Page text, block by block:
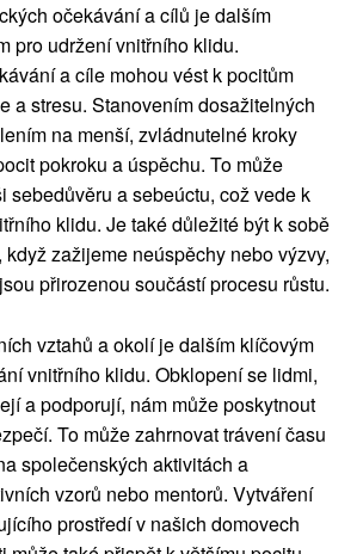
očekávání a cílů je dalším
pro udržení vnitřního klidu.
a cíle mohou vést k pocitům
a stresu. Stanovením dosažitelných
na menší, zvládnutelné kroky
pokroku a úspěchu. To může
sebedůvěru a sebeúctu, což vede k
klidu. Je také důležité být k sobě
zažijeme neúspěchy nebo výzvy,
přirozenou součástí procesu růstu.
vztahů a okolí je dalším klíčovým
vnitřního klidu. Obklopení se lidmi,
a podporují, nám může poskytnout
To může zahrnovat trávení času
společenských aktivitách a
vzorů nebo mentorů. Vytváření
prostředí v našich domovech